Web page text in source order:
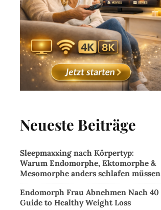
Neueste Beiträge
Sleepmaxxing nach Körpertyp:
Warum Endomorphe, Ektomorphe &
Mesomorphe anders schlafen müssen
Endomorph Frau Abnehmen Nach 40
Guide to Healthy Weight Loss